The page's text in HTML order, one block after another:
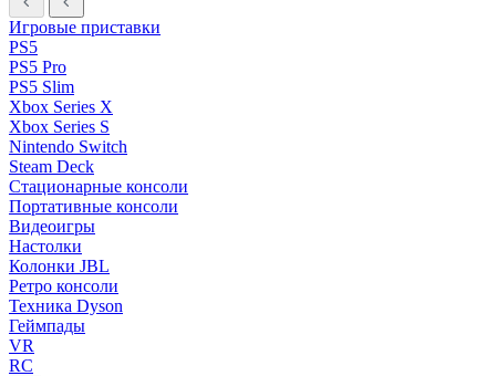
Игровые приставки
PS5
PS5 Pro
PS5 Slim
Xbox Series X
Xbox Series S
Nintendo Switch
Steam Deck
Стационарные консоли
Портативные консоли
Видеоигры
Настолки
Колонки JBL
Ретро консоли
Техника Dyson
Геймпады
VR
RC